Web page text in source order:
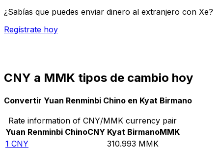
¿Sabías que puedes enviar dinero al extranjero con Xe?
Regístrate hoy
CNY a MMK tipos de cambio hoy
Convertir Yuan Renminbi Chino en Kyat Birmano
Rate information of CNY/MMK currency pair
Yuan Renminbi ChinoCNY Kyat BirmanoMMK
1 CNY 310.993 MMK